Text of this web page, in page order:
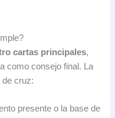
cartas principales,
como consejo final. La
de cruz:
presente o la base de